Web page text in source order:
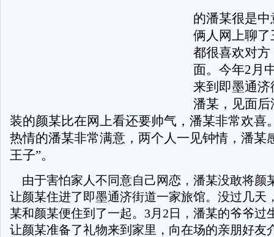
的潘某很是中
俩人网上聊
都很喜欢对
面。今年2月
来到即墨通
潘某，见面
装的颜某比在网上看还要帅气，潘某非常欢喜
热情的潘某非常满意，两个人一见钟情，潘某
王子”。
由于害怕家人不同意自己网恋，潘某没敢将颜
让颜某住进了即墨通济街道一家旅馆。没过几天
某和颜某便住到了一起。3月2日，潘某的爷爷过
让颜某准备了礼物来到家里，向在场的亲朋好友